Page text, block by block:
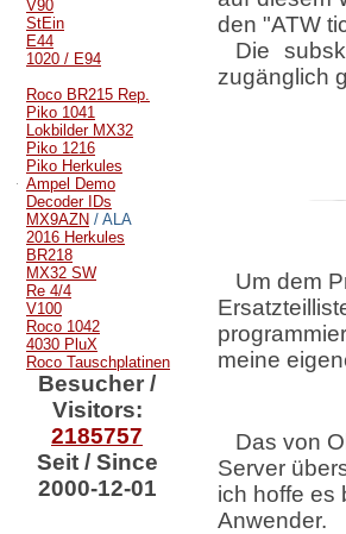
V90
StEin
E44
1020 / E94
Roco BR215 Rep.
Piko 1041
Lokbilder MX32
Piko 1216
Piko Herkules
Ampel Demo
Decoder IDs
MX9AZN / ALA
2016 Herkules
BR218
MX32 SW
Re 4/4
V100
Roco 1042
4030 PluX
Roco Tauschplatinen
Besucher /
Visitors:
2185757
Seit / Since
2000-12-01
den "ATW
Die
zugänglich
Um dem
meine
Das von
Server
ich hoffe es
Anwender.